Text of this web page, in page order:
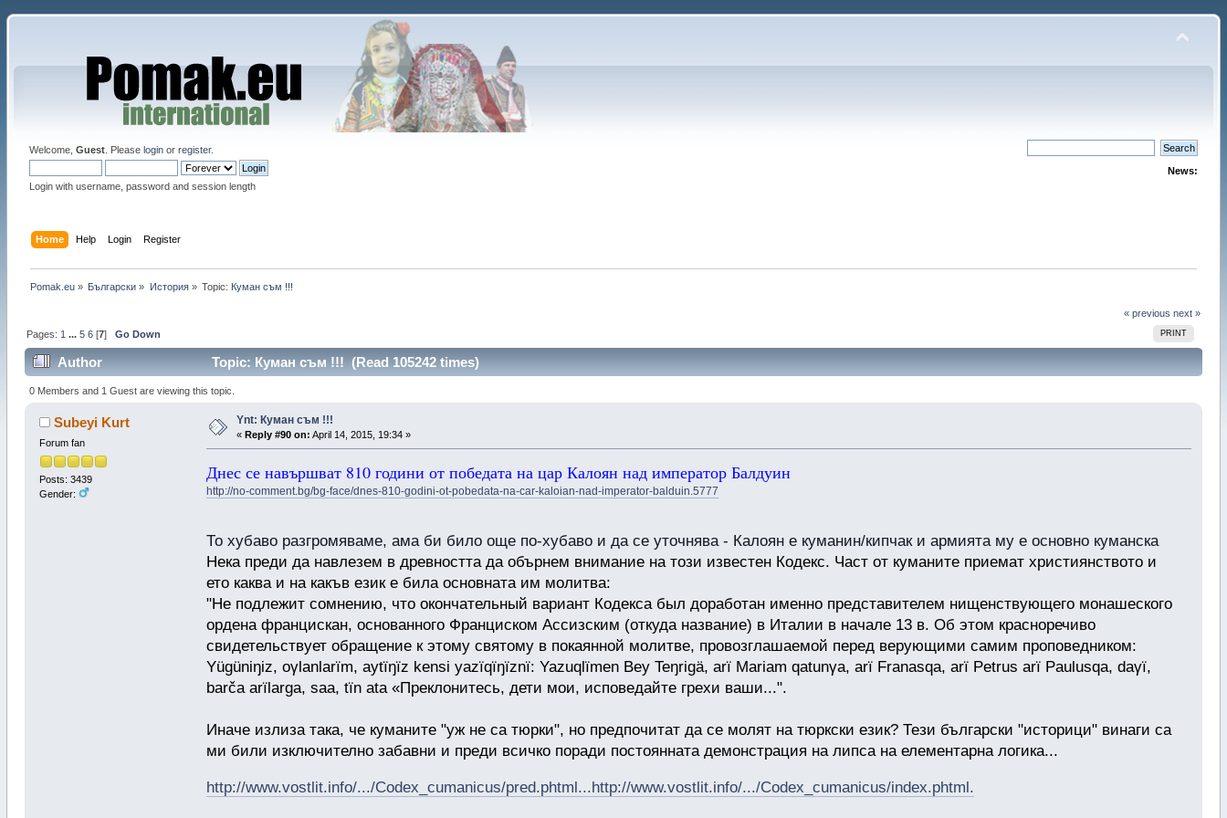
Welcome, Guest. Please loginor register.
Login with username, password and session length
News:
Home Help Login Register
Pomak.eu» Български » История» Topic: Куман съм !!!
« previous next »
PRINT
Pages: 1 ... 5 6[7] Go Down
Author Topic: Куман съм !!! (Read 105242 times)
0 Members and 1 Guest are viewing this topic.
Subeyi Kurt
Forum fan
Posts: 3439
Gender:
Ynt: Куман съм !!!
« Reply #90 on: April 14, 2015, 19:34 »
Днес се навършват 810 години от победата на цар Калоян над император Балдуин
http://no-comment.bg/bg-face/dnes-810-godini-ot-pobedata-na-car-kaloian-nad-imperator-balduin.5777
То хубаво разгромяваме, ама би било още по-хубаво и да се уточнява - Калоян е куманин/кипчак и армията му е основно куманска
Нека преди да навлезем в древността да обърнем внимание на този известен Кодекс. Част от куманите приемат християнството и
ето каква и на какъв език е била основната им молитва:
"Не подлежит сомнению, что окончатель­ный вариант Кодекса был доработан именно представителем нищенствующего монашеско­го
ордена францискан, основанного Францис­ком Ассизским (откуда название) в Италии в начале 13 в. Об этом красноречиво
свидетель­ствует обращение к этому святому в покаян­ной молитве, провозглашаемой перед верую­щими самим проповедником:
Yügüniŋiz, ογlanlarїm, aytїŋїz kensi yazїqїŋїznї: Yazuqlїmen Bey Teŋrigä, arї Mariam qatunγa, arї Franasqa, arї Petrus arї Paulusqa, daγї,
barča arїlarga, saa, tїn ata «Преклонитесь, дети мои, ис­поведайте грехи ваши...".
Иначе излиза така, че куманите "уж не са тюрки", но предпочитат да се молят на тюркски език? Тези български "историци" винаги са
ми били изключително забавни и преди всичко поради постоянната демонстрация на липса на елементарна логика...
http://www.vostlit.info/.../Codex_cumanicus/pred.phtml...http://www.vostlit.info/.../Codex_cumanicus/index.phtml.